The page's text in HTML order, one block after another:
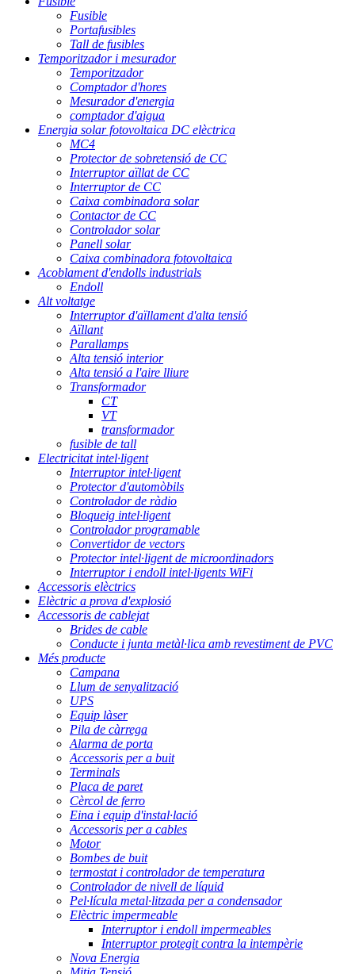
Fusible
Portafusibles
Tall de fusibles
Temporitzador i mesurador
Temporitzador
Comptador d'hores
Mesurador d'energia
comptador d'aigua
Energia solar fotovoltaica DC elèctrica
MC4
Protector de sobretensió de CC
Interruptor aïllat de CC
Interruptor de CC
Caixa combinadora solar
Contactor de CC
Controlador solar
Panell solar
Caixa combinadora fotovoltaica
Acoblament d'endolls industrials
Endoll
Alt voltatge
Interruptor d'aïllament d'alta tensió
Aïllant
Parallamps
Alta tensió interior
Alta tensió a l'aire lliure
Transformador
CT
VT
transformador
fusible de tall
Electricitat intel·ligent
Interruptor intel·ligent
Protector d'automòbils
Controlador de ràdio
Bloqueig intel·ligent
Controlador programable
Convertidor de vectors
Protector intel·ligent de microordinadors
Interruptor i endoll intel·ligents WiFi
Accessoris elèctrics
Elèctric a prova d'explosió
Accessoris de cablejat
Brides de cable
Conducte i junta metàl·lica amb revestiment de PVC
Més producte
Campana
Llum de senyalització
UPS
Equip làser
Pila de càrrega
Alarma de porta
Accessoris per a buit
Terminals
Placa de paret
Cèrcol de ferro
Eina i equip d'instal·lació
Accessoris per a cables
Motor
Bombes de buit
termostat i controlador de temperatura
Controlador de nivell de líquid
Pel·lícula metal·litzada per a condensador
Elèctric impermeable
Interruptor i endoll impermeables
Interruptor protegit contra la intempèrie
Nova Energia